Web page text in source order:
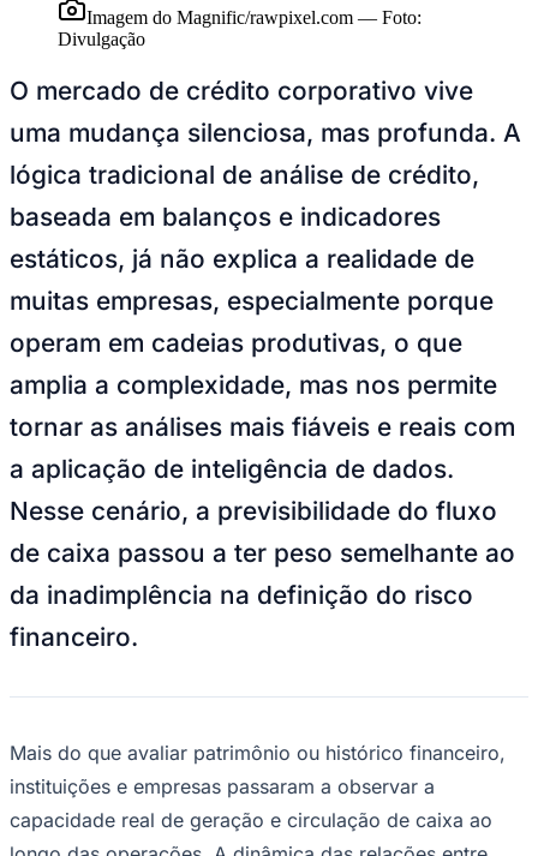
Goiás
Imagem do Magnific/rawpixel.com
Foto:
Divulgação
O mercado de crédito corporativo vive
uma mudança silenciosa, mas profunda. A
lógica tradicional de análise de crédito,
baseada em balanços e indicadores
estáticos, já não explica a realidade de
muitas empresas, especialmente porque